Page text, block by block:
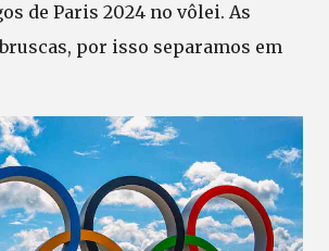
de Paris 2024 no vôlei. As
por isso separamos em